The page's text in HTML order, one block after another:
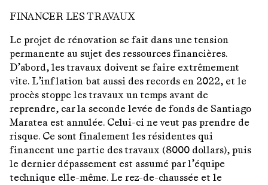
FINANCER LES TRAVAUX
Le projet de rénovation se fait dans une tension
permanente au sujet des ressources financières.
D’abord, les travaux doivent se faire extrêmement
vite. L’inflation bat aussi des records en 2022, et le
procès stoppe les travaux un temps avant de
reprendre, car la seconde levée de fonds de Santiago
Maratea est annulée. Celui-ci ne veut pas prendre de
risque. Ce sont finalement les résidentes qui
financent une partie des travaux (8000 dollars), puis
le dernier dépassement est assumé par l’équipe
technique elle-même. Le rez-de-chaussée et le